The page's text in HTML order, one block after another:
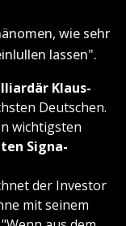
wie sehr
lassen".
Klaus-
Deutschen.
wichtigsten
Signa-
der Investor
mit seinem